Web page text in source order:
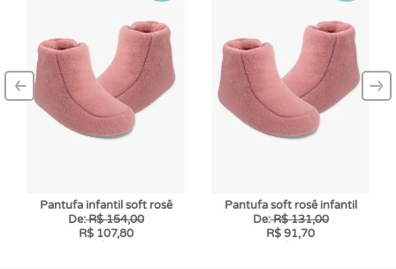
Pantufa infantil soft rosê
De:R$ 154,00
R$ 107,80
Pantufa soft rosê infantil
De:R$ 131,00
R$ 91,70
–
‹ –
›